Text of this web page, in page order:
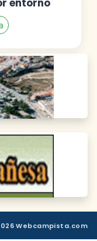
entorno
Webcampista.com